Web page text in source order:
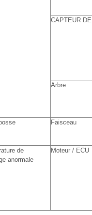
CAPTEUR
Arbre
Faisceau
de
anormale
Moteur / ECU